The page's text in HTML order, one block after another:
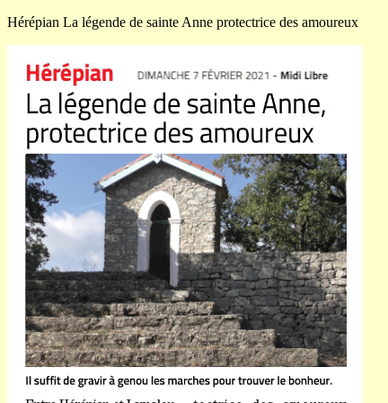
Hérépian La légende de sainte Anne protectrice des amoureux